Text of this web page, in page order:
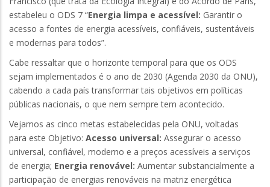
estabeleu o ODS 7 “Energia limpa e acessível: Garantir o
acesso a fontes de energia acessíveis, confiáveis, sustentáveis
e modernas para todos”.
Cabe ressaltar que o horizonte temporal para que os ODS
sejam implementados é o ano de 2030 (Agenda 2030 da ONU),
cabendo a cada país transformar tais objetivos em políticas
públicas nacionais, o que nem sempre tem acontecido.
Vejamos as cinco metas estabelecidas pela ONU, voltadas
para este Objetivo: Acesso universal: Assegurar o acesso
universal, confiável, moderno e a preços acessíveis a serviços
de energia; Energia renovável: Aumentar substancialmente a
participação de energias renováveis na matriz energética